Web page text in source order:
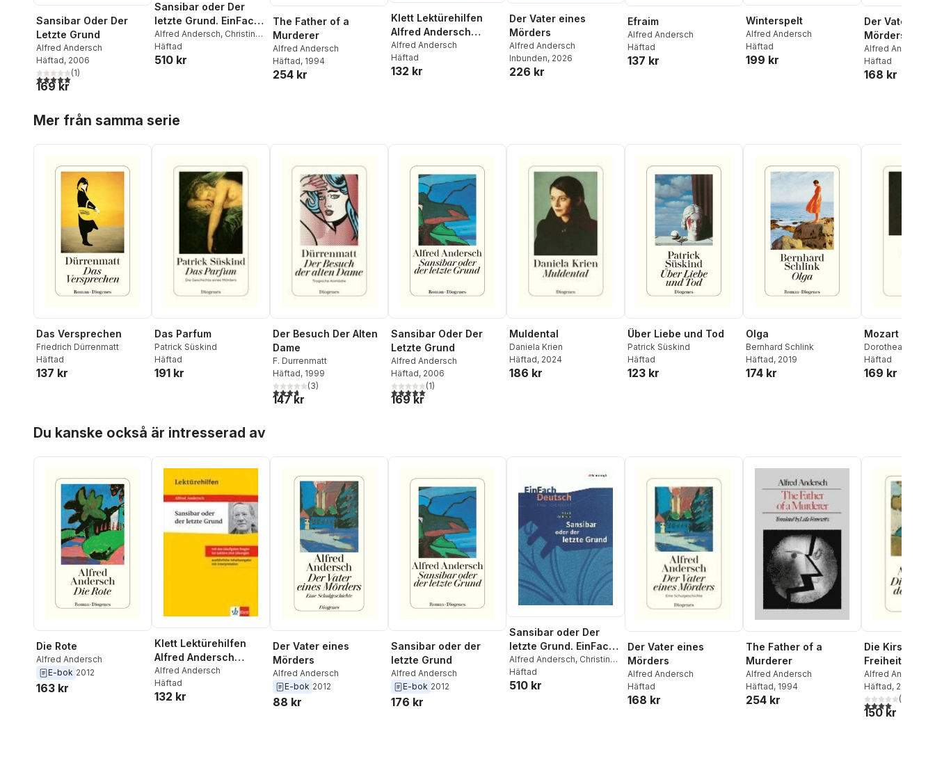
Sansibar Oder Der
Letzte Grund
Alfred Andersch
Häftad, 2006
5,0utav 5 stjärnor. Totalt antal röster:
(1)
169 kr
Sansibar oder Der
letzte Grund. EinFach
Deutsch
Unterrichtsmodelle
Alfred Andersch, Christine
Mersiowsky
Häftad
510 kr
The Father of a
Murderer
Alfred Andersch
Häftad, 1994
254 kr
Klett Lektürehilfen
Alfred Andersch
"Sansibar oder der
letzte Grund"
Alfred Andersch
Häftad
132 kr
Der Vater eines
Mörders
Alfred Andersch
Inbunden, 2026
226 kr
Efraim
Alfred Andersch
Häftad
137 kr
Winterspelt
Alfred Andersch
Häftad
199 kr
Der Vater
Mörders
Alfred Andersch
Häftad
168 kr
Mer från samma serie
Das Versprechen
Friedrich Dürrenmatt
Häftad
137 kr
Das Parfum
Patrick Süskind
Häftad
191 kr
Der Besuch Der Alten
Dame
F. Durrenmatt
Häftad, 1999
3,7utav 5 stjärnor. Totalt antal röster:
(3)
147 kr
Sansibar Oder Der
Letzte Grund
Alfred Andersch
Häftad, 2006
5,0utav 5 stjärnor. Totalt antal röster:
(1)
169 kr
Muldental
Daniela Krien
Häftad, 2024
186 kr
Über Liebe und Tod
Patrick Süskind
Häftad
123 kr
Olga
Bernhard Schlink
Häftad, 2019
174 kr
Mozart
Dorothea
Häftad
169 kr
Du kanske också är intresserad av
Die Rote
Alfred Andersch
E-bok 2012
163 kr
Klett Lektürehilfen
Alfred Andersch
"Sansibar oder der
letzte Grund"
Alfred Andersch
Häftad
132 kr
Der Vater eines
Mörders
Alfred Andersch
E-bok 2012
88 kr
Sansibar oder der
letzte Grund
Alfred Andersch
E-bok 2012
176 kr
Sansibar oder Der
letzte Grund. EinFach
Deutsch
Unterrichtsmodelle
Alfred Andersch, Christine
Mersiowsky
Häftad
510 kr
Der Vater eines
Mörders
Alfred Andersch
Häftad
168 kr
The Father of a
Murderer
Alfred Andersch
Häftad, 1994
254 kr
Die Kirschen
Freiheit
Alfred Andersch
Häftad, 2006
4,0utav 5(
150 kr